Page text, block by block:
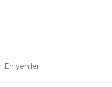
En yeniler